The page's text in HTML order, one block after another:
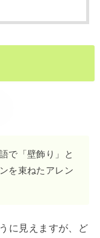
で「壁飾り」と
を束ねたアレン
に見えますが、ど